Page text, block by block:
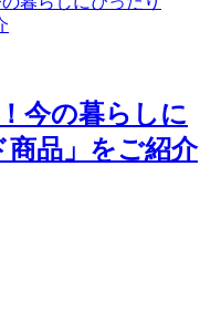
今の暮らしに
品」をご紹介